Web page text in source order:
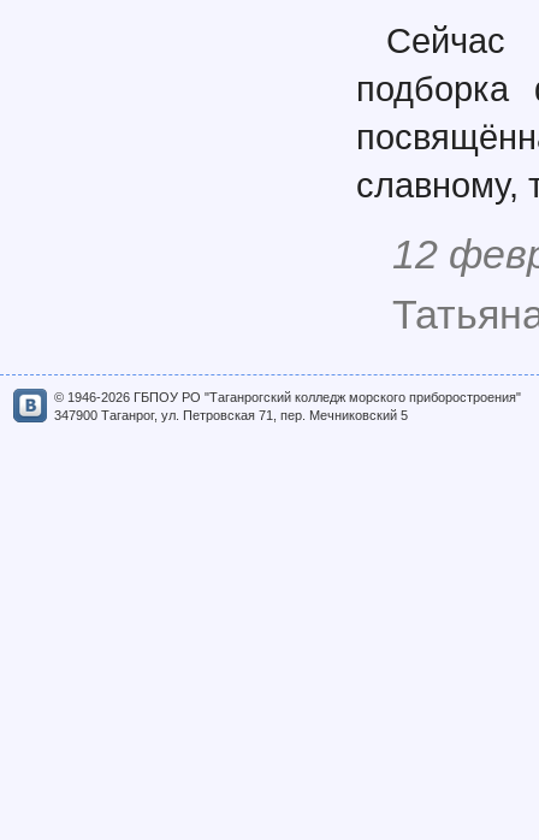
Сейчас
славному,
12
© 1946-2026 ГБПОУ РО "Таганрогский колледж морского приборостроения"
347900 Таганрог, ул. Петровская 71, пер. Мечниковский 5